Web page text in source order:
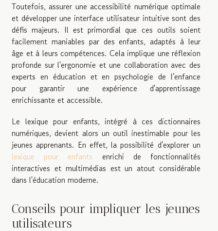
Toutefois, assurer une accessibilité numérique optimale
et développer une interface utilisateur intuitive sont des
défis majeurs. Il est primordial que ces outils soient
facilement maniables par des enfants, adaptés à leur
âge et à leurs compétences. Cela implique une réflexion
profonde sur l'ergonomie et une collaboration avec des
experts en éducation et en psychologie de l'enfance
pour garantir une expérience d'apprentissage
enrichissante et accessible.
Le lexique pour enfants, intégré à ces dictionnaires
numériques, devient alors un outil inestimable pour les
jeunes apprenants. En effet, la possibilité d'explorer un
lexique pour enfants enrichi de fonctionnalités
interactives et multimédias est un atout considérable
dans l'éducation moderne.
Conseils pour impliquer les jeunes
utilisateurs